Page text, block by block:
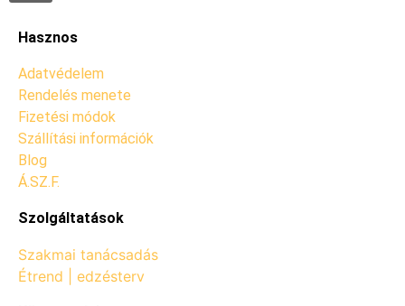
Hasznos
Adatvédelem
Rendelés menete
Fizetési módok
Szállítási információk
Blog
Á.SZ.F.
Szolgáltatások
Szakmai tanácsadás
Étrend | edzésterv